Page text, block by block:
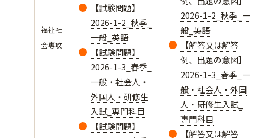
福祉社
会専攻
【試験問題】
2026-1-2_秋季_
一般_英語
【試験問題】
2026-1-3_春季_
一般・社会人・
外国人・研修生
入試_専門科目
【試験問題】
2026-1-2_秋季_一
般_英語
【解答又は解答
例、出題の意図】
2026-1-3_春季_一
般・社会人・外国
人・研修生入試_
専門科目
【解答又は解答